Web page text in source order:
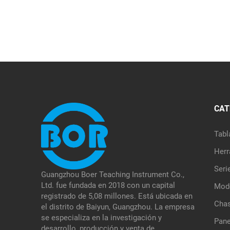
Guangzhou Boer Teaching Instrument Co.,
Ltd. fue fundada en 2018 con un capital
registrado de 5,08 millones. Está ubicada en
el distrito de Baiyun, Guangzhou. La empresa
se especializa en la investigación y